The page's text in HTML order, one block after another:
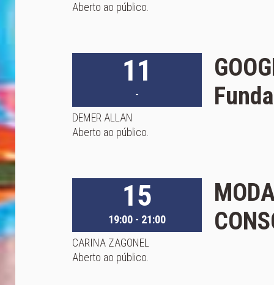
Aberto ao público.
11
-
DEMER ALLAN
Aberto ao público.
15
19:00 - 21:00
CARINA ZAGONEL
Aberto ao público.